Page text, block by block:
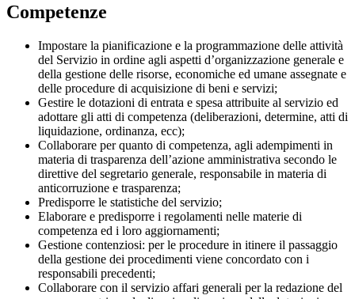
Competenze
Impostare la pianificazione e la programmazione delle attività
del Servizio in ordine agli aspetti d’organizzazione generale e
della gestione delle risorse, economiche ed umane assegnate e
delle procedure di acquisizione di beni e servizi;
Gestire le dotazioni di entrata e spesa attribuite al servizio ed
adottare gli atti di competenza (deliberazioni, determine, atti di
liquidazione, ordinanza, ecc);
Collaborare per quanto di competenza, agli adempimenti in
materia di trasparenza dell’azione amministrativa secondo le
direttive del segretario generale, responsabile in materia di
anticorruzione e trasparenza;
Predisporre le statistiche del servizio;
Elaborare e predisporre i regolamenti nelle materie di
competenza ed i loro aggiornamenti;
Gestione contenziosi: per le procedure in itinere il passaggio
della gestione dei procedimenti viene concordato con i
responsabili precedenti;
Collaborare con il servizio affari generali per la redazione del